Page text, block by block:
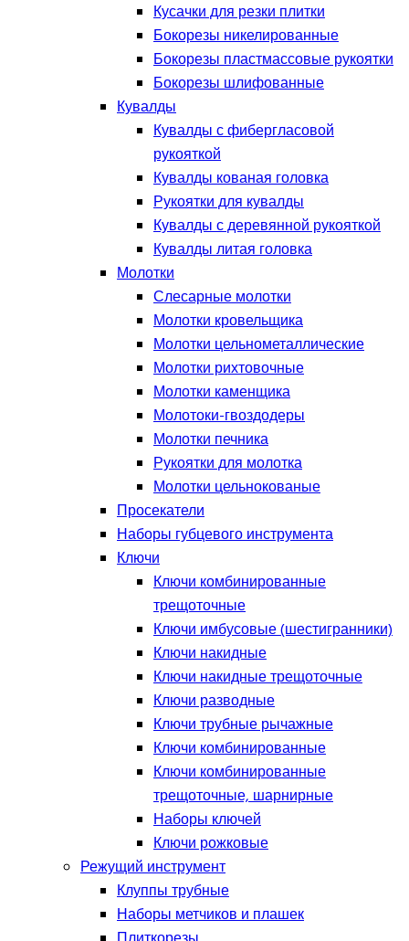
Кусачки для резки плитки
Бокорезы никелированные
Бокорезы пластмассовые рукоятки
Бокорезы шлифованные
Кувалды
Кувалды с фибергласовой
рукояткой
Кувалды кованая головка
Рукоятки для кувалды
Кувалды с деревянной рукояткой
Кувалды литая головка
Молотки
Слесарные молотки
Молотки кровельщика
Молотки цельнометаллические
Молотки рихтовочные
Молотки каменщика
Молотоки-гвоздодеры
Молотки печника
Рукоятки для молотка
Молотки цельнокованые
Просекатели
Наборы губцевого инструмента
Ключи
Ключи комбинированные
трещоточные
Ключи имбусовые (шестигранники)
Ключи накидные
Ключи накидные трещоточные
Ключи разводные
Ключи трубные рычажные
Ключи комбинированные
Ключи комбинированные
трещоточные, шарнирные
Наборы ключей
Ключи рожковые
Режущий инструмент
Клуппы трубные
Наборы метчиков и плашек